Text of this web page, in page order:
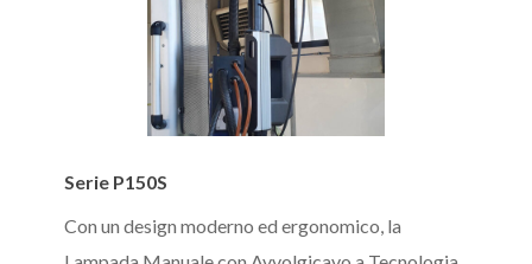
P150SSerie P150S
Con un design moderno ed ergonomico, la